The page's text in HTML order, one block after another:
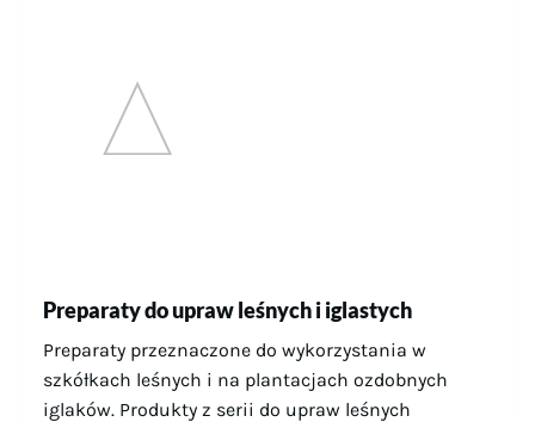
Preparaty do upraw leśnych i iglastych
Preparaty przeznaczone do wykorzystania w
szkółkach leśnych i na plantacjach ozdobnych
iglaków. Produkty z serii do upraw leśnych